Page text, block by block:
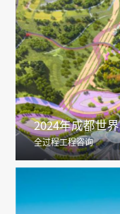
2024年成都世
全过程工程咨询